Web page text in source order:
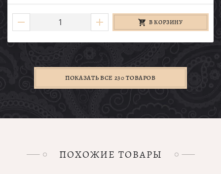
В КОРЗИНУ
ПОКАЗАТЬ ВСЕ 230 ТОВАРОВ
ПОХОЖИЕ ТОВАРЫ